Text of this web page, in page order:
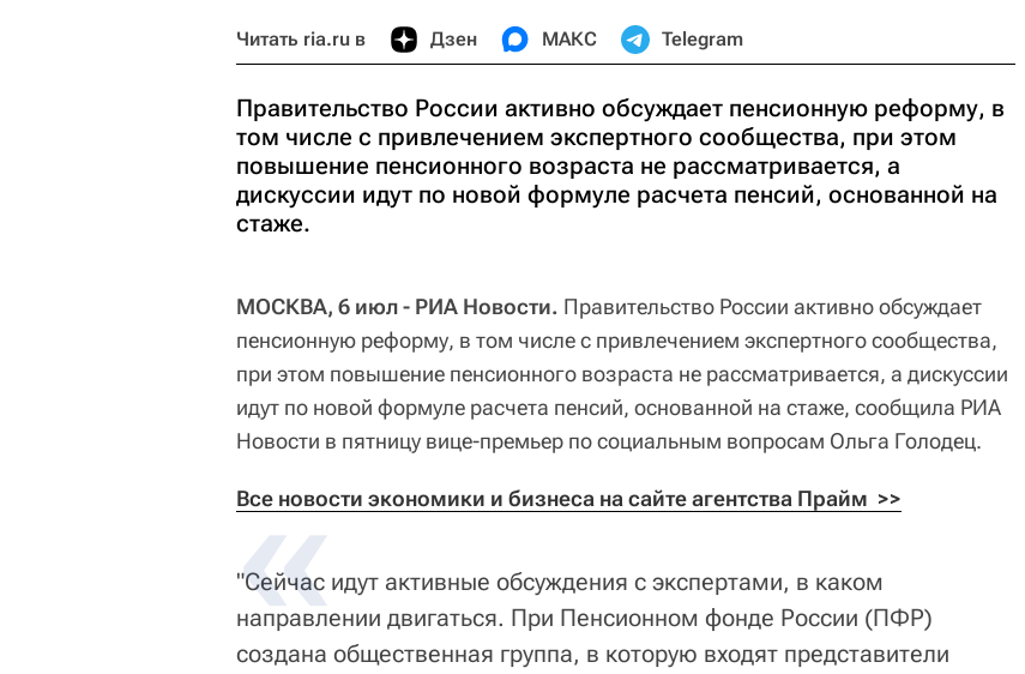
Читать ria.ru в Дзен МАКС Telegram
Правительство России активно обсуждает пенсионную реформу, в
том числе с привлечением экспертного сообщества, при этом
повышение пенсионного возраста не рассматривается, а
дискуссии идут по новой формуле расчета пенсий, основанной на
стаже.
МОСКВА, 6 июл - РИА Новости. Правительство России активно обсуждает
пенсионную реформу, в том числе с привлечением экспертного сообщества,
при этом повышение пенсионного возраста не рассматривается, а дискуссии
идут по новой формуле расчета пенсий, основанной на стаже, сообщила РИА
Новости в пятницу вице-премьер по социальным вопросам Ольга Голодец.
Все новости экономики и бизнеса на сайте агентства Прайм  >>
"Сейчас идут активные обсуждения с экспертами, в каком
направлении двигаться. При Пенсионном фонде России (ПФР)
создана общественная группа, в которую входят представители